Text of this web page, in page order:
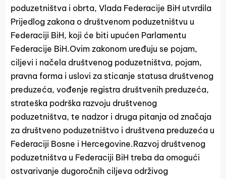
poduzetništva i obrta, Vlada Federacije BiH utvrdila
Prijedlog zakona o društvenom poduzetništvu u
Federaciji BiH, koji će biti upućen Parlamentu
Federacije BiH.Ovim zakonom uređuju se pojam,
ciljevi i načela društvenog poduzetništva, pojam,
pravna forma i uslovi za sticanje statusa društvenog
preduzeća, vođenje registra društvenih preduzeća,
strateška podrška razvoju društvenog
poduzetništva, te nadzor i druga pitanja od značaja
za društveno poduzetništvo i društvena preduzeća u
Federaciji Bosne i Hercegovine.Razvoj društvenog
poduzetništva u Federaciji BiH treba da omogući
ostvarivanje dugoročnih ciljeva održivog